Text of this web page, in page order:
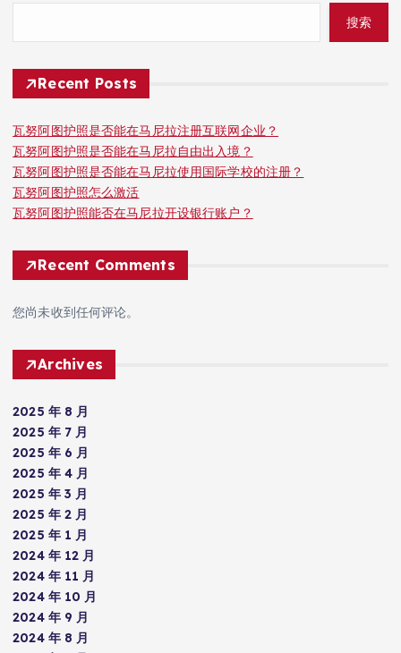
搜索
Recent Posts
瓦努阿图护照是否能在马尼拉注册互联网企业？
瓦努阿图护照是否能在马尼拉自由出入境？
瓦努阿图护照是否能在马尼拉使用国际学校的注册？
瓦努阿图护照怎么激活
瓦努阿图护照能否在马尼拉开设银行账户？
Recent Comments
您尚未收到任何评论。
Archives
2025 年 8 月
2025 年 7 月
2025 年 6 月
2025 年 4 月
2025 年 3 月
2025 年 2 月
2025 年 1 月
2024 年 12 月
2024 年 11 月
2024 年 10 月
2024 年 9 月
2024 年 8 月